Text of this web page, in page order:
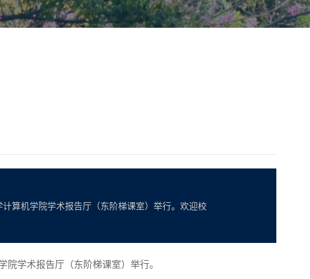
算机学院学术报告厅（东阶梯课室）举行。欢迎校
院学术报告厅（东阶梯课室）举行。